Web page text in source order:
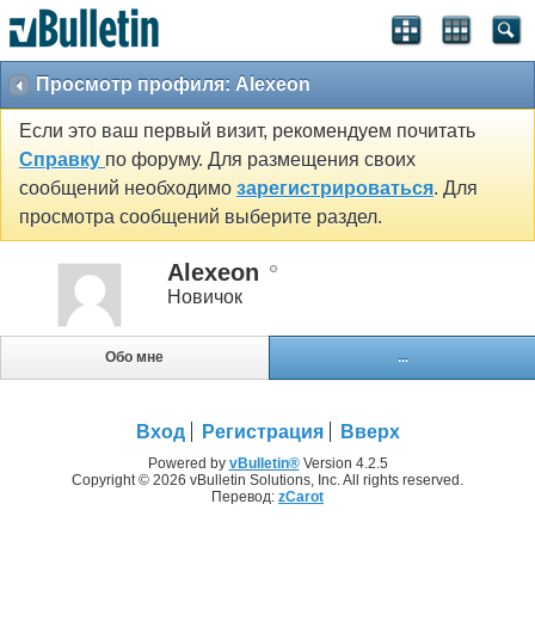
Просмотр профиля: Alexeon
Если это ваш первый визит, рекомендуем почитать
Справку по форуму. Для размещения своих
сообщений необходимо зарегистрироваться. Для
просмотра сообщений выберите раздел.
Alexeon
Новичок
Обо мне ...
Вход Регистрация Вверх
Powered by vBulletin®Version 4.2.5
Copyright © 2026 vBulletin Solutions, Inc. All rights reserved.
Перевод: zCarot